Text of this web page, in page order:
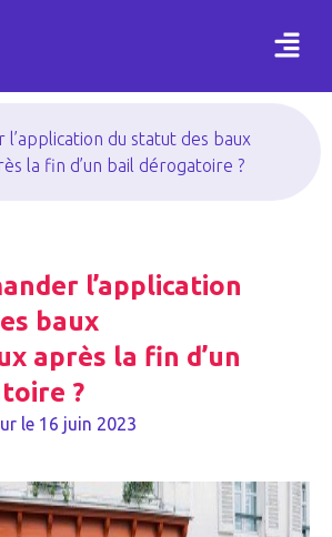
l’application du statut des baux
la fin d’un bail dérogatoire ?
l’application
baux
après la fin d’un
?
le 16 juin 2023